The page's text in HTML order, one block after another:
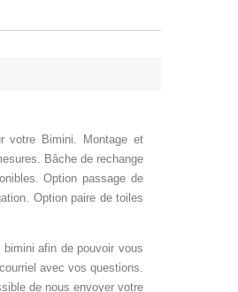
votre Bimini. Montage et
Bâche de rechange
Option passage de
Option paire de toiles
afin de pouvoir vous
avec vos questions.
de nous envoyer votre